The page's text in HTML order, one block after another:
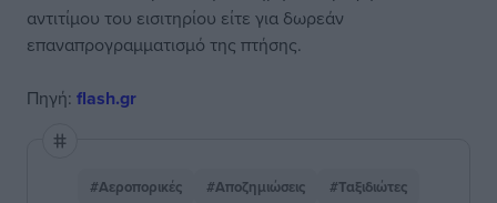
αντιτίμου του εισιτηρίου είτε για δωρεάν
επαναπρογραμματισμό της πτήσης.
Πηγή: flash.gr
#Αεροπορικές #Αποζημιώσεις #Ταξιδιώτες